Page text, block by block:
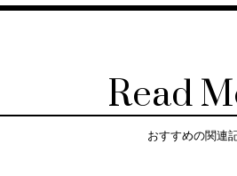
Read
おすすめの関連